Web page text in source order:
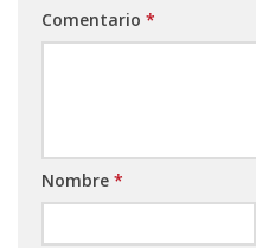
Comentario *
Nombre *